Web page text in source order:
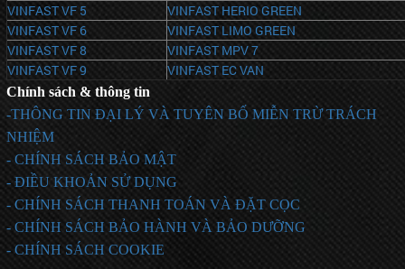
VINFAST VF 5
VINFAST HERIO GREEN
VINFAST VF 6
VINFAST LIMO GREEN
VINFAST VF 8
VINFAST MPV 7
VINFAST VF 9
VINFAST EC VAN
Chính sách & thông tin
-THÔNG TIN ĐẠI LÝ VÀ TUYÊN BỐ MIỄN TRỪ TRÁCH
NHIỆM
- CHÍNH SÁCH BẢO MẬT
- ĐIỀU KHOẢN SỬ DỤNG
- CHÍNH SÁCH THANH TOÁN VÀ ĐẶT CỌC
- CHÍNH SÁCH BẢO HÀNH VÀ BẢO DƯỠNG
- CHÍNH SÁCH COOKIE